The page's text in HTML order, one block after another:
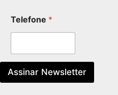
Telefone *
Assinar Newsletter